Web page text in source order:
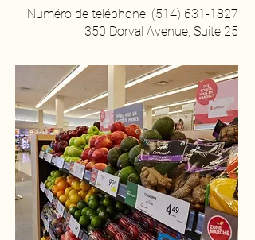
Numéro de téléphone: (514) 631-1827
350 Dorval Avenue, Suite 25